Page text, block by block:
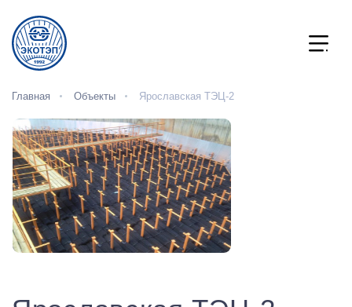
Главная Объекты Ярославская ТЭЦ-2